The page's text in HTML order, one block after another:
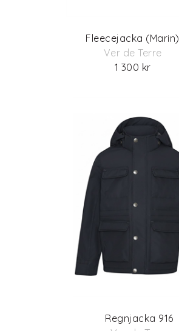
Fleecejacka (Marin)
Ver de Terre
1 300 kr
Regnjacka 916